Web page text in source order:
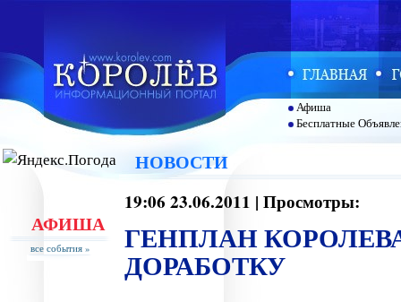
Афиша
Бесплатные
АФИША
все события »
НОВОСТИ
19:06 23.06.2011 | Просмотры:
ГЕНПЛАН
ДОРАБОТКУ